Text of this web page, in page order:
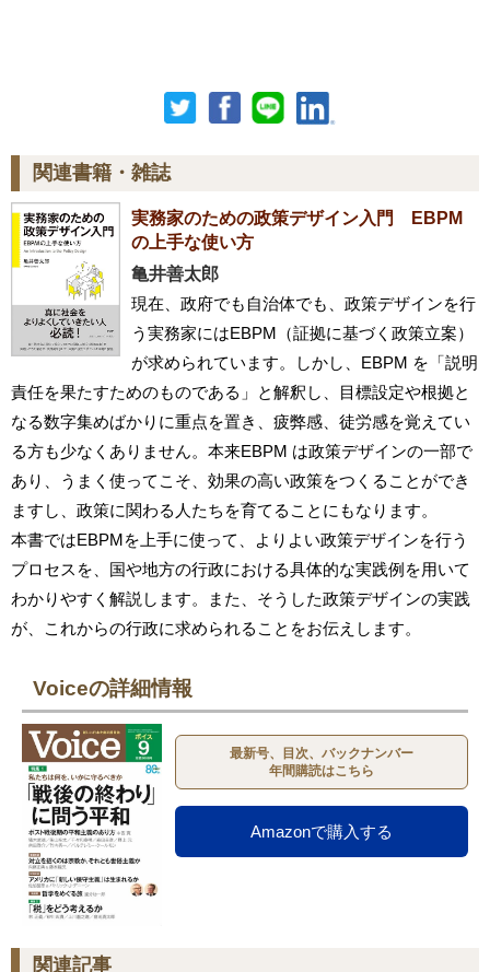
関連書籍・雑誌
実務家のための政策デザイン入門 EBPM
の上手な使い方
亀井善太郎
現在、政府でも自治体でも、政策デザインを行
う実務家にはEBPM（証拠に基づく政策立案）
が求められています。しかし、EBPM を「説明
責任を果たすためのものである」と解釈し、目標設定や根拠と
なる数字集めばかりに重点を置き、疲弊感、徒労感を覚えてい
る方も少なくありません。本来EBPM は政策デザインの一部で
あり、うまく使ってこそ、効果の高い政策をつくることができ
ますし、政策に関わる人たちを育てることにもなります。
本書ではEBPMを上手に使って、よりよい政策デザインを行う
プロセスを、国や地方の行政における具体的な実践例を用いて
わかりやすく解説します。また、そうした政策デザインの実践
が、これからの行政に求められることをお伝えします。
Voiceの詳細情報
最新号、目次、バックナンバー
年間購読はこちら
Amazonで購入する
関連記事